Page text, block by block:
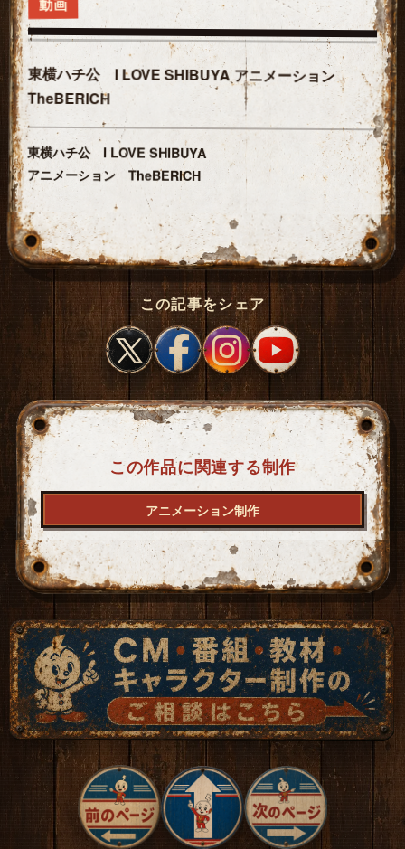
動画
東横ハチ公 I LOVE SHIBUYA アニメーション
TheBERICH
東横ハチ公 I LOVE SHIBUYA
アニメーション TheBERICH
この記事をシェア
この作品に関連する制作
アニメーション制作